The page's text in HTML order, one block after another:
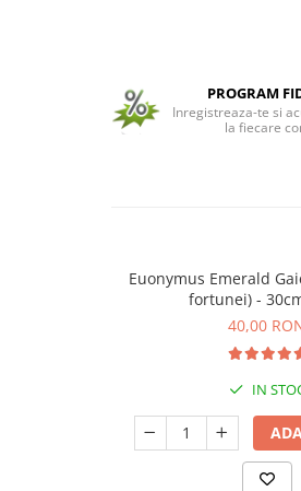
PROGRAM
Inregistreaza-te si
la fiecare
Euonymus Emerald
fortunei) -
40,00
IN